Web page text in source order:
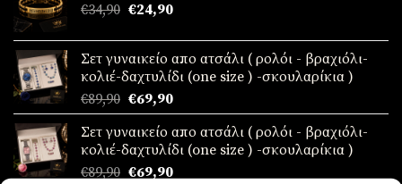
€24,90.
€34,90 Original
was:
€34,90.
€24,90Η
τιμή
είναι:
€24,90.
Σετ γυναικείο απο ατσάλι ( ρολόι - βραχιόλι-
κολιέ-δαχτυλίδι (one size ) -σκουλαρίκια )
€89,90 Original
price
was:
€89,90.
€69,90Η
τρέχουσα
τιμή
είναι:
€69,90.
Σετ γυναικείο απο ατσάλι ( ρολόι - βραχιόλι-
κολιέ-δαχτυλίδι (one size ) -σκουλαρίκια )
€89,90 Original
€69,90Η